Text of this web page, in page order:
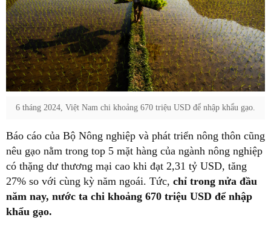
6 tháng 2024, Việt Nam chi khoảng 670 triệu USD để nhập khẩu gạo.
Báo cáo của Bộ Nông nghiệp và phát triển nông thôn cũng
nêu gạo nằm trong top 5 mặt hàng của ngành nông nghiệp
có thặng dư thương mại cao khi đạt 2,31 tỷ USD, tăng
27% so với cùng kỳ năm ngoái. Tức, chỉ trong nửa đầu
năm nay, nước ta chi khoảng 670 triệu USD để nhập
khẩu gạo.